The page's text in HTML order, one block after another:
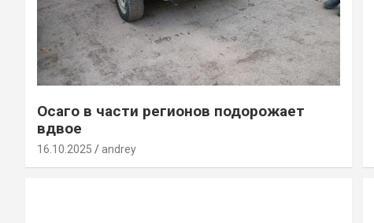
Осаго в части регионов подорожает
вдвое
16.10.2025 andrey